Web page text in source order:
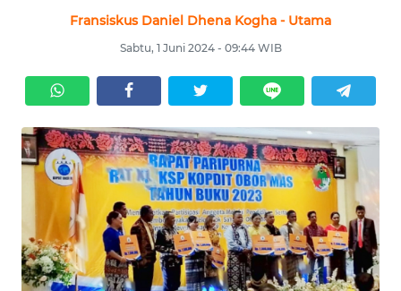
Fransiskus Daniel Dhena Kogha - Utama
Sabtu, 1 Juni 2024 - 09:44 WIB
SERBI
LABUAN
BAJO
Informasi
INDEKS